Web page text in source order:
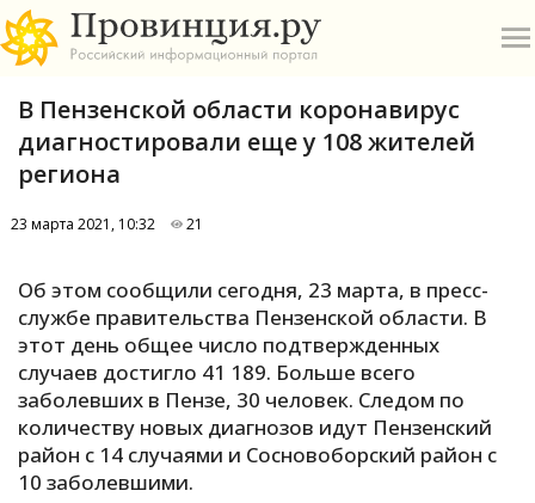
А
Б
В
П
В Пензенской области коронавирус
диагностировали еще у 108 жителей
региона
23 марта 2021, 10:32 21
Об этом сообщили сегодня, 23 марта, в пресс-
службе правительства Пензенской области. В
этот день общее число подтвержденных
случаев достигло 41 189. Больше всего
заболевших в Пензе, 30 человек. Следом по
количеству новых диагнозов идут Пензенский
район с 14 случаями и Сосновоборский район с
10 заболевшими.